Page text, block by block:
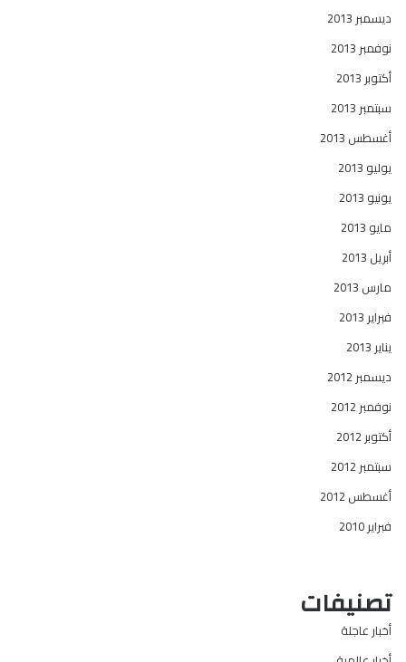
ديسمبر 2013
نوفمبر 2013
أكتوبر 2013
سبتمبر 2013
أغسطس 2013
يوليو 2013
يونيو 2013
مايو 2013
أبريل 2013
مارس 2013
فبراير 2013
يناير 2013
ديسمبر 2012
نوفمبر 2012
أكتوبر 2012
سبتمبر 2012
أغسطس 2012
فبراير 2010
تصنيفات
أخبار عاجلة